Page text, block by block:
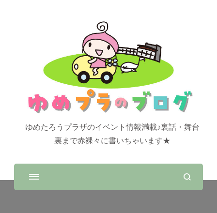
ゆめたろうプラザのイベント情報満載♪裏話・舞台
裏まで赤裸々に書いちゃいます★